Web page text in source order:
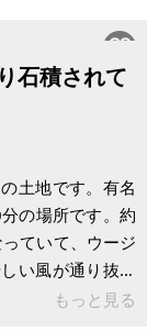
石積されて
土地です。有名
の場所です。約
ていて、ウージ
い風が通り抜け
もっと見る